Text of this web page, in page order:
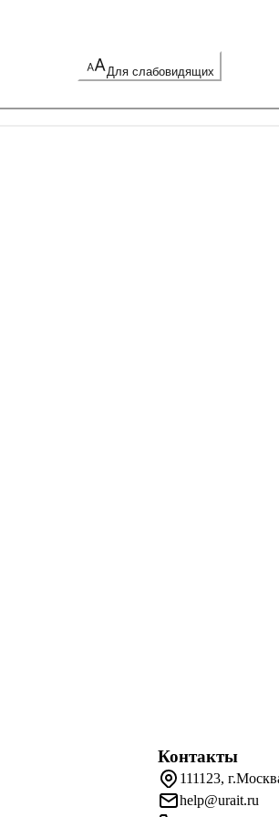
Для слабовидящих
Контакты
111123,
help@urait.ru